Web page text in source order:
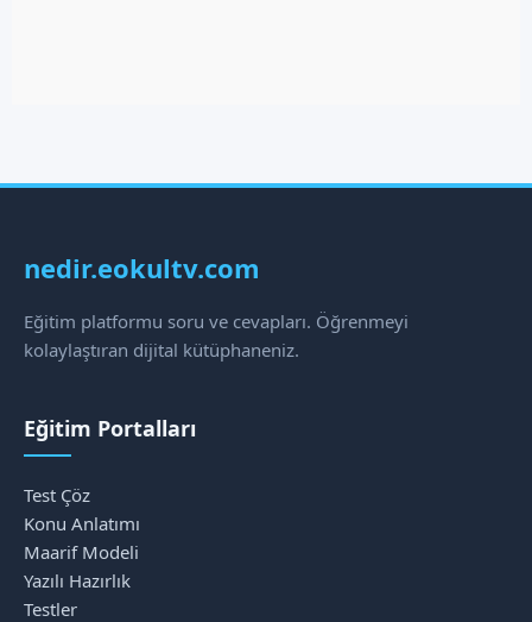
nedir.eokultv.com
Eğitim platformu soru ve cevapları. Öğrenmeyi
kolaylaştıran dijital kütüphaneniz.
Eğitim Portalları
Test Çöz
Konu Anlatımı
Maarif Modeli
Yazılı Hazırlık
Testler